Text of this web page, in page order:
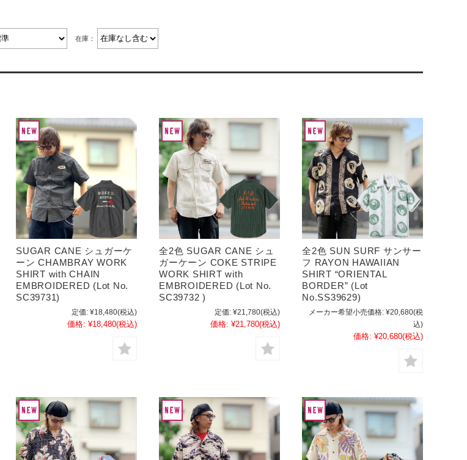
在庫：
SUGAR CANE シュガーケ
ーン CHAMBRAY WORK
SHIRT with CHAIN
EMBROIDERED (Lot No.
SC39731)
定価: ¥18,480(税込)
価格: ¥18,480(税込)
全2色 SUGAR CANE シュ
ガーケーン COKE STRIPE
WORK SHIRT with
EMBROIDERED (Lot No.
SC39732 )
定価: ¥21,780(税込)
価格: ¥21,780(税込)
全2色 SUN SURF サンサー
フ RAYON HAWAIIAN
SHIRT “ORIENTAL
BORDER” (Lot
No.SS39629)
メーカー希望小売価格: ¥20,680(税
込)
価格: ¥20,680(税込)